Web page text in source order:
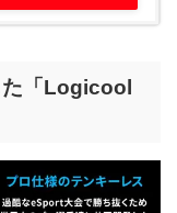
「Logicool